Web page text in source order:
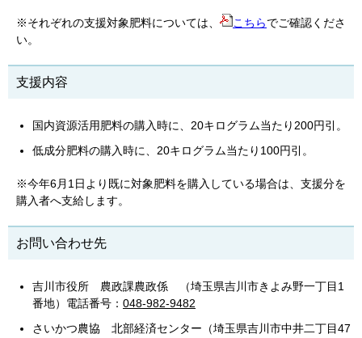
※それぞれの支援対象肥料については、 こちらでご確認くださ
い。
支援内容
国内資源活用肥料の購入時に、20キログラム当たり200円引。
低成分肥料の購入時に、20キログラム当たり100円引。
※今年6月1日より既に対象肥料を購入している場合は、支援分を
購入者へ支給します。
お問い合わせ先
吉川市役所 農政課農政係 （埼玉県吉川市きよみ野一丁目1
番地）電話番号： 048-982-9482
さいかつ農協 北部経済センター（埼玉県吉川市中井二丁目47